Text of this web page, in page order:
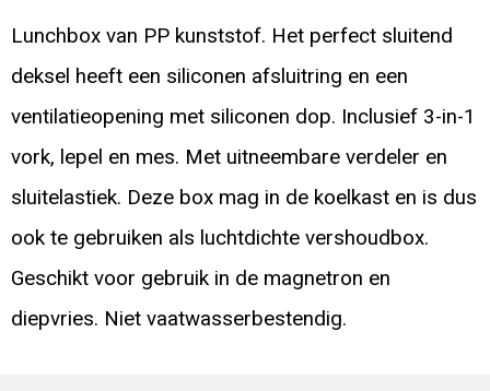
Lunchbox van PP kunststof. Het perfect sluitend
deksel heeft een siliconen afsluitring en een
ventilatieopening met siliconen dop. Inclusief 3-in-1
vork, lepel en mes. Met uitneembare verdeler en
sluitelastiek. Deze box mag in de koelkast en is dus
ook te gebruiken als luchtdichte vershoudbox.
Geschikt voor gebruik in de magnetron en
diepvries. Niet vaatwasserbestendig.